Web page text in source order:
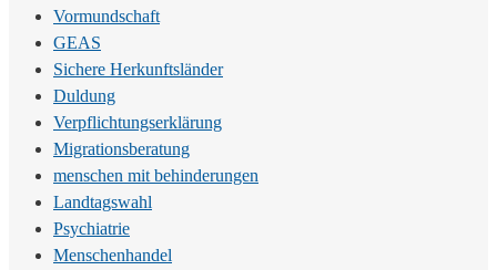
Vormundschaft
GEAS
Sichere Herkunftsländer
Duldung
Verpflichtungserklärung
Migrationsberatung
menschen mit behinderungen
Landtagswahl
Psychiatrie
Menschenhandel